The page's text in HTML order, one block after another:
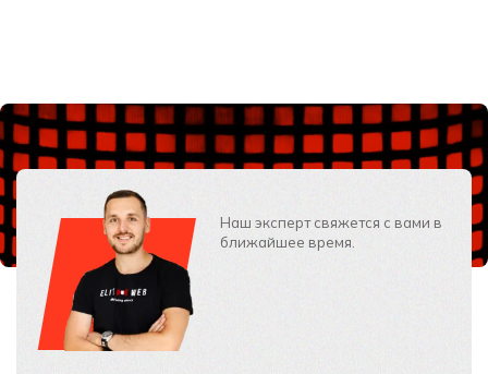
Наш эксперт свяжется с вами в
ближайшее время.